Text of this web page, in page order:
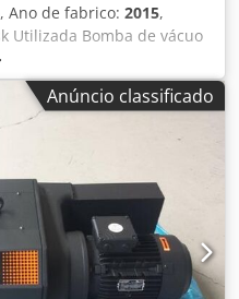
, Ano de fabrico: 2015,
Utilizada Bomba de vácuo
ano de fabrico 2015
160 m³/h Pressão
nominal do motor 4,0 kW
min-¹ Nível de ruído
de óleo 1 l Peso aprox. 240
515 x 450 mm Entrada de
ser ligadas mais duas
de pressão da
Capacidade 1000L
pressão máx.
Anúncio classificado